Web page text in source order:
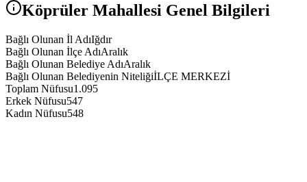
Köprüler Mahallesi Genel Bilgileri
Bağlı Olunan İl AdıIğdır
Bağlı Olunan İlçe AdıAralık
Bağlı Olunan Belediye AdıAralık
Bağlı Olunan Belediyenin NiteliğiİLÇE MERKEZİ
Toplam Nüfusu1.095
Erkek Nüfusu547
Kadın Nüfusu548